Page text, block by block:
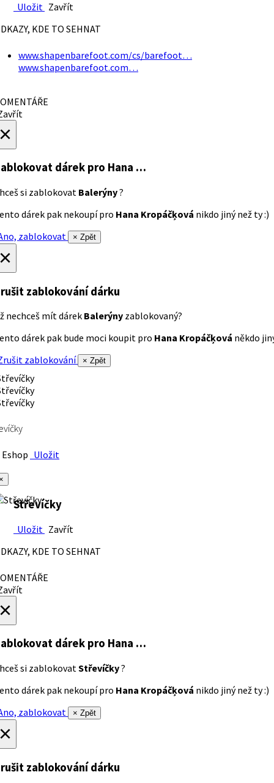
Uložit Zavřít
KDE TO SEHNAT
www.shapenbarefoot.com/cs/barefoot…
www.shapenbarefoot.com…
dárek pro Hana …
si zablokovat Balerýny?
dárek pak nekoupí pro Hana Kropáčķová nikdo jiný než ty :)
zablokovat
× Zpět
zablokování dárku
nechceš mít dárek Balerýny zablokovaný?
dárek pak bude moci koupit pro Hana Kropáčķová někdo
zablokování
× Zpět
Uložit
Střevíčky
Uložit Zavřít
KDE TO SEHNAT
dárek pro Hana …
si zablokovat Střevíčky?
dárek pak nekoupí pro Hana Kropáčķová nikdo jiný než ty :)
zablokovat
× Zpět
zablokování dárku